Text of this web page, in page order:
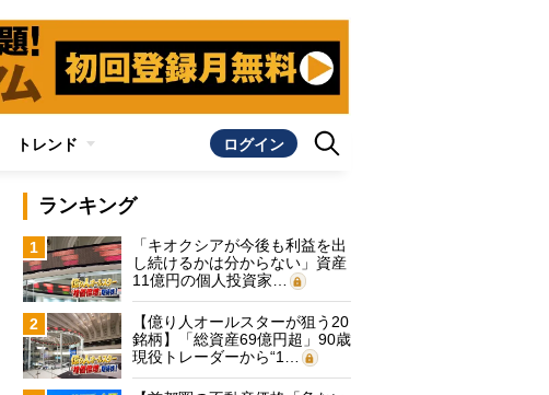
トレンド ログイン
ランキング
1
「キオクシアが今後も利益を出
し続けるかは分からない」資産
11億円の個人投資家…
2
【億り人オールスターが狙う20
銘柄】「総資産69億円超」90歳
現役トレーダーから“1…